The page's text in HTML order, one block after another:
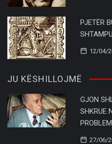
PJETËR
12/04/
JU KËSHILLOJMË
GJON
SHKRUE
27/06/